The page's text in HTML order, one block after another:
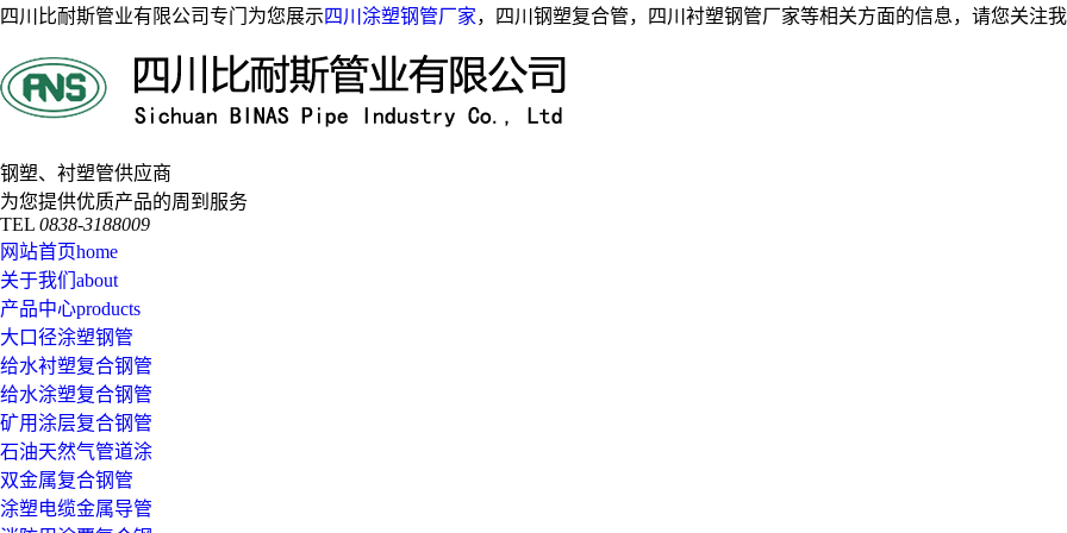
四川比耐斯管业有限公司专门为您展示四川涂塑钢管厂家，四川钢塑复合管，四川衬塑钢管厂家等相关方面的信息，请您关注
钢塑、衬塑管供应商
为您提供优质产品的周到服务
TEL 0838-3188009
网站首页home
关于我们 about
产品中心products
大口径涂塑钢管
给水衬塑复合钢管
给水涂塑复合钢管
矿用涂层复合钢管
石油天然气管道涂
双金属复合钢管
涂塑电缆金属导管